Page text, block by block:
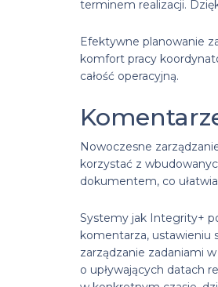
terminem realizacji.
Efektywne planowanie
komfort pracy
całość operacyjną.
Nowoczesne
korzystać z
dokumentem, co
Systemy jak Integrity+
komentarza, ustawieniu
zarządzanie zadaniami
o upływających datach